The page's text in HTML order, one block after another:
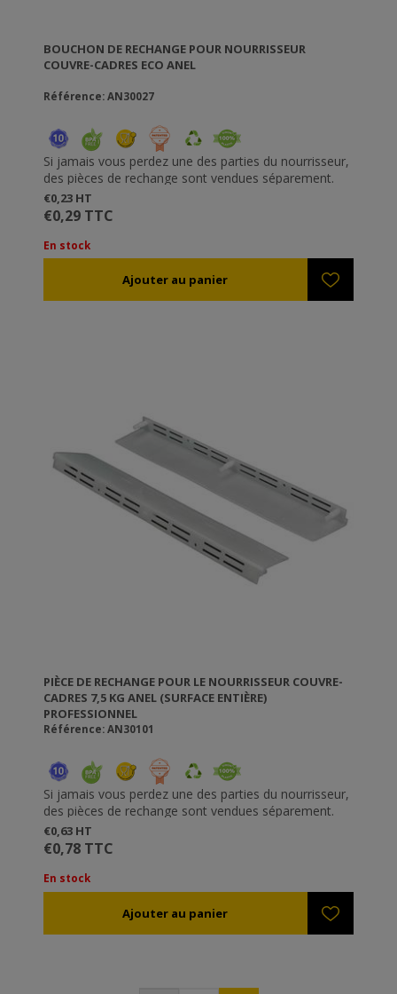
BOUCHON DE RECHANGE POUR NOURRISSEUR
COUVRE-CADRES ECO ANEL
Référence: AN30027
Si jamais vous perdez une des parties du nourrisseur,
des pièces de rechange sont vendues séparement.
€0,23 HT
€0,29 TTC
En stock
PIÈCE DE RECHANGE POUR LE NOURRISSEUR COUVRE-
CADRES 7,5 KG ANEL (SURFACE ENTIÈRE)
PROFESSIONNEL
Référence: AN30101
Si jamais vous perdez une des parties du nourrisseur,
des pièces de rechange sont vendues séparement.
€0,63 HT
€0,78 TTC
En stock